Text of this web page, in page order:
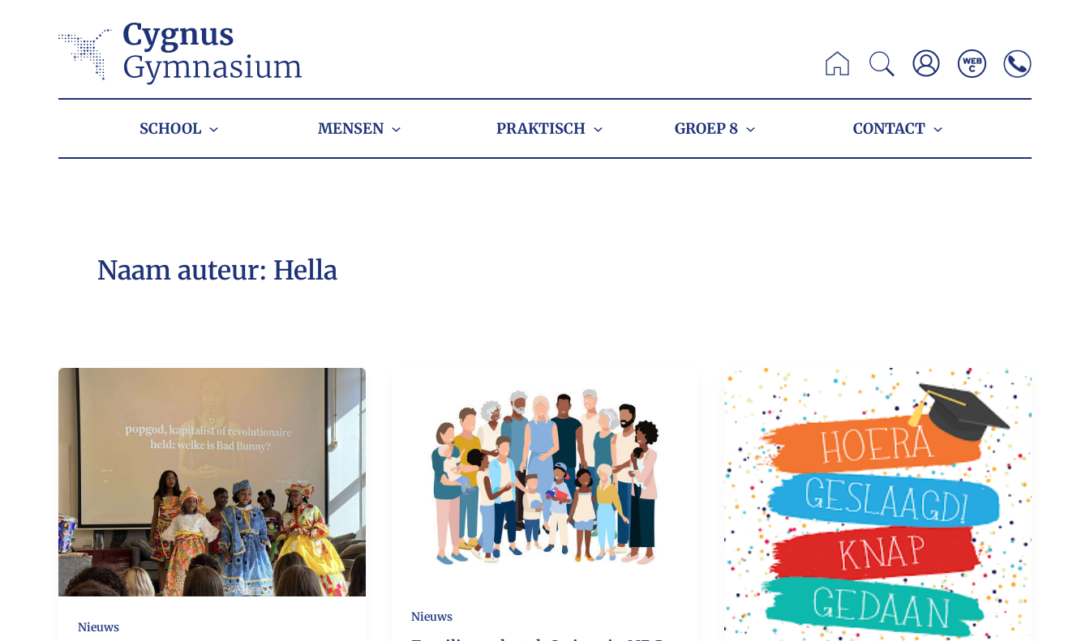
Zoeken
SCHOOL MENSEN PRAKTISCH GROEP 8 CONTACT
Naam auteur: Hella
Nieuws
Nieuws